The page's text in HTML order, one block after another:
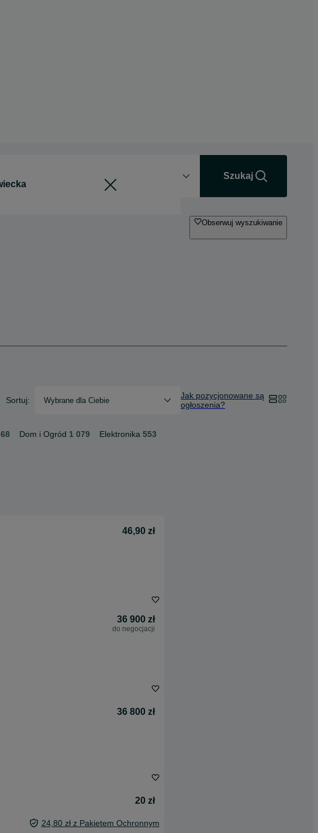
Szukaj
Obserwuj wyszukiwanie
Sortuj: Wybrane dla Ciebie
Jak pozycjonowane są
ogłoszenia?
68 Dom i Ogród 1 079 Elektronika 553
46,90 zł
36 900 zł
do negocjacji
36 800 zł
20 zł
24,80 zł z Pakietem Ochronnym